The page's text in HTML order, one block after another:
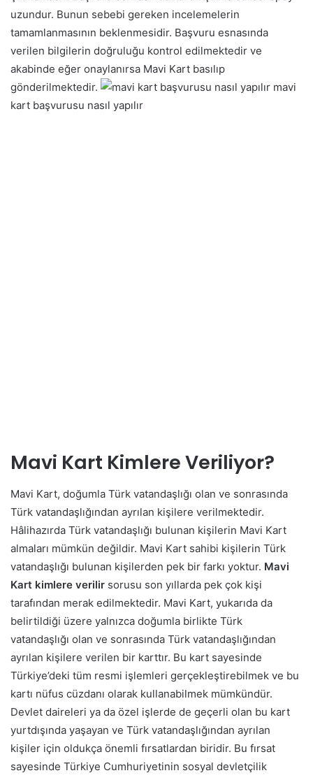
uzundur. Bunun sebebi gereken incelemelerin
tamamlanmasının beklenmesidir. Başvuru esnasında
verilen bilgilerin doğruluğu kontrol edilmektedir ve
akabinde eğer onaylanırsa Mavi Kart basılıp
gönderilmektedir.
mavi
kart başvurusu nasıl yapılır
Mavi Kart Kimlere Veriliyor?
Mavi Kart, doğumla Türk vatandaşlığı olan ve sonrasında
Türk vatandaşlığından ayrılan kişilere verilmektedir.
Hâlihazırda Türk vatandaşlığı bulunan kişilerin Mavi Kart
almaları mümkün değildir. Mavi Kart sahibi kişilerin Türk
vatandaşlığı bulunan kişilerden pek bir farkı yoktur. Mavi
Kart kimlere verilir sorusu son yıllarda pek çok kişi
tarafından merak edilmektedir. Mavi Kart, yukarıda da
belirtildiği üzere yalnızca doğumla birlikte Türk
vatandaşlığı olan ve sonrasında Türk vatandaşlığından
ayrılan kişilere verilen bir karttır. Bu kart sayesinde
Türkiye’deki tüm resmi işlemleri gerçekleştirebilmek ve bu
kartı nüfus cüzdanı olarak kullanabilmek mümkündür.
Devlet daireleri ya da özel işlerde de geçerli olan bu kart
yurtdışında yaşayan ve Türk vatandaşlığından ayrılan
kişiler için oldukça önemli fırsatlardan biridir. Bu fırsat
sayesinde Türkiye Cumhuriyetinin sosyal devletçilik